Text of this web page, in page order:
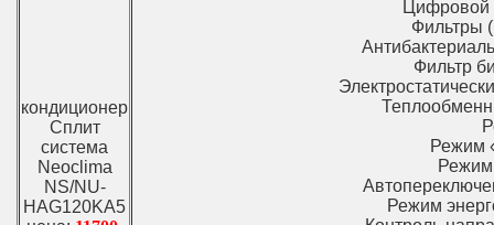
кондиционер
Сплит
система
Neoclima
NS/NU-
HAG120KA5
Цифровой
Фильтры
Фильтр
Режим
Режим
Режим